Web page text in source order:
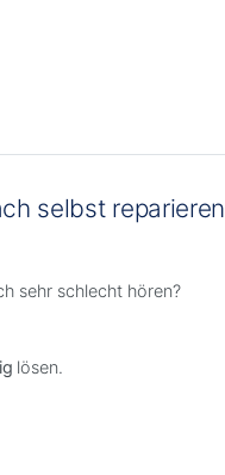
selbst reparieren
sehr schlecht hören?
lösen.